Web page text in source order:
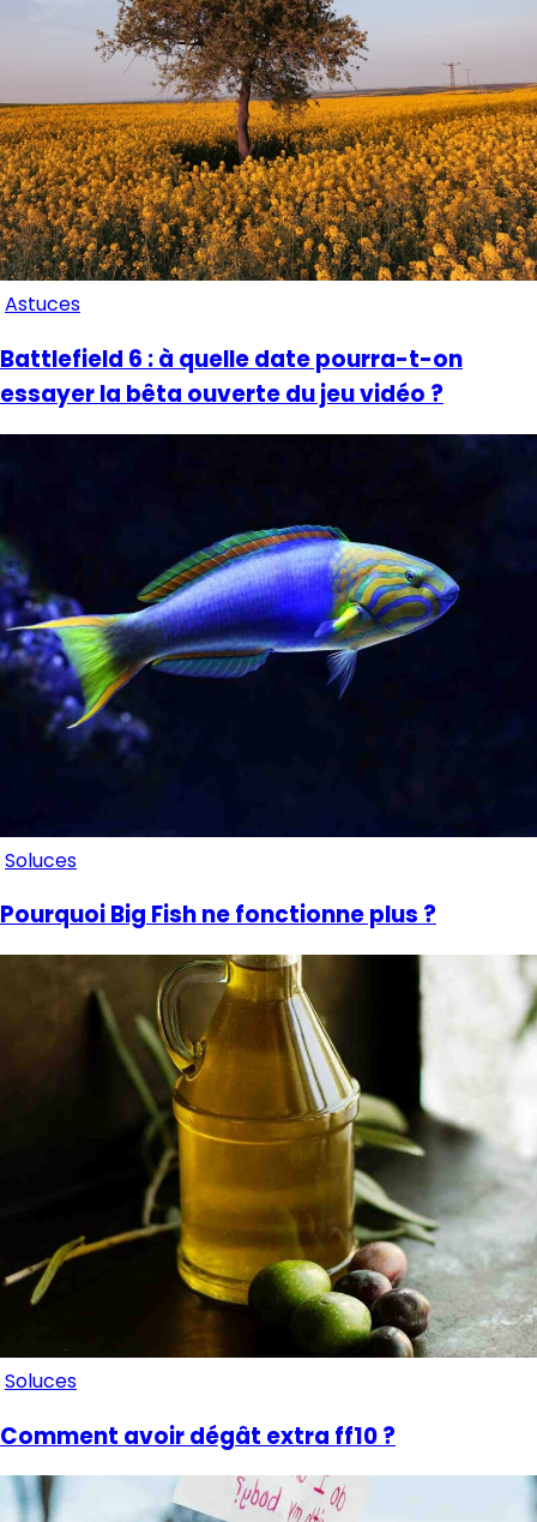
Astuces
Battlefield 6 : à quelle date pourra-t-on
essayer la bêta ouverte du jeu vidéo ?
Soluces
Pourquoi Big Fish ne fonctionne plus ?
Soluces
Comment avoir dégât extra ff10 ?